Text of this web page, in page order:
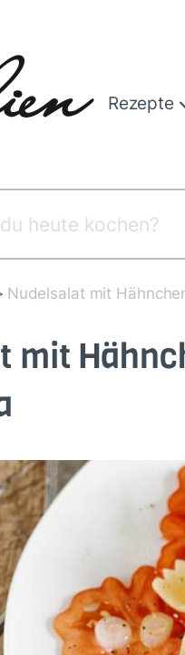
Rezepte
Nudelsalat mit
mit